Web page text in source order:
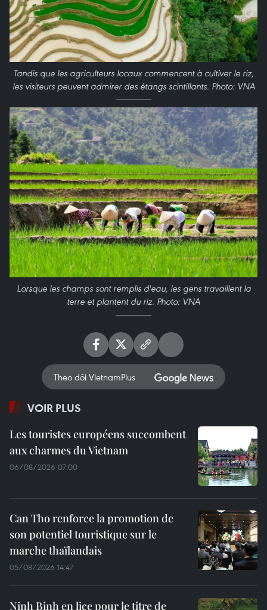
Tandis que les agriculteurs locaux commencent à cultiver le riz,
les visiteurs peuvent admirer des étangs scintillants. Photo: VNA
Lorsque les champs sont remplis d'eau, les gens travaillent la
terre et plantent du riz. Photo: VNA
Theo dõi VietnamPlus
VOIR PLUS
Les touristes européens succombent
aux charmes du Vietnam
06/08/2026 07:00
Can Tho renforce la promotion de
son potentiel touristique sur le
marche thaïlandais
05/08/2026 14:47
Ninh Binh en lice pour le titre de